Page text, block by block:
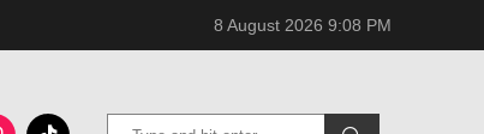
8 August 2026 9:08 PM